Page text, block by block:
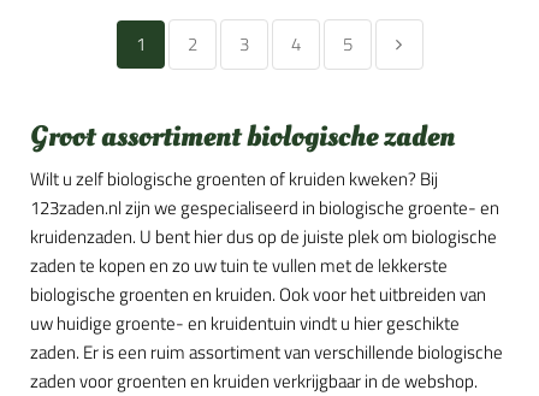
1 2 3 4 5
Groot assortiment biologische zaden
Wilt u zelf biologische groenten of kruiden kweken? Bij
123zaden.nl zijn we gespecialiseerd in biologische groente- en
kruidenzaden. U bent hier dus op de juiste plek om biologische
zaden te kopen en zo uw tuin te vullen met de lekkerste
biologische groenten en kruiden. Ook voor het uitbreiden van
uw huidige groente- en kruidentuin vindt u hier geschikte
zaden. Er is een ruim assortiment van verschillende biologische
zaden voor groenten en kruiden verkrijgbaar in de webshop.